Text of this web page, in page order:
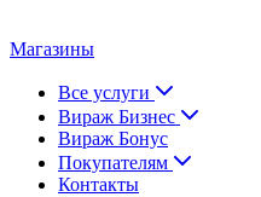
Магазины
Все услуги
Вираж Бизнес
Вираж Бонус
Покупателям
Контакты